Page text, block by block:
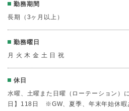
勤務期間
長期（3ヶ月以上）
勤務曜日
月 火 木 金 土 日 祝
休日
水曜、土曜また日曜（ローテーション
日】118日 ※GW、夏季、年末年始休暇